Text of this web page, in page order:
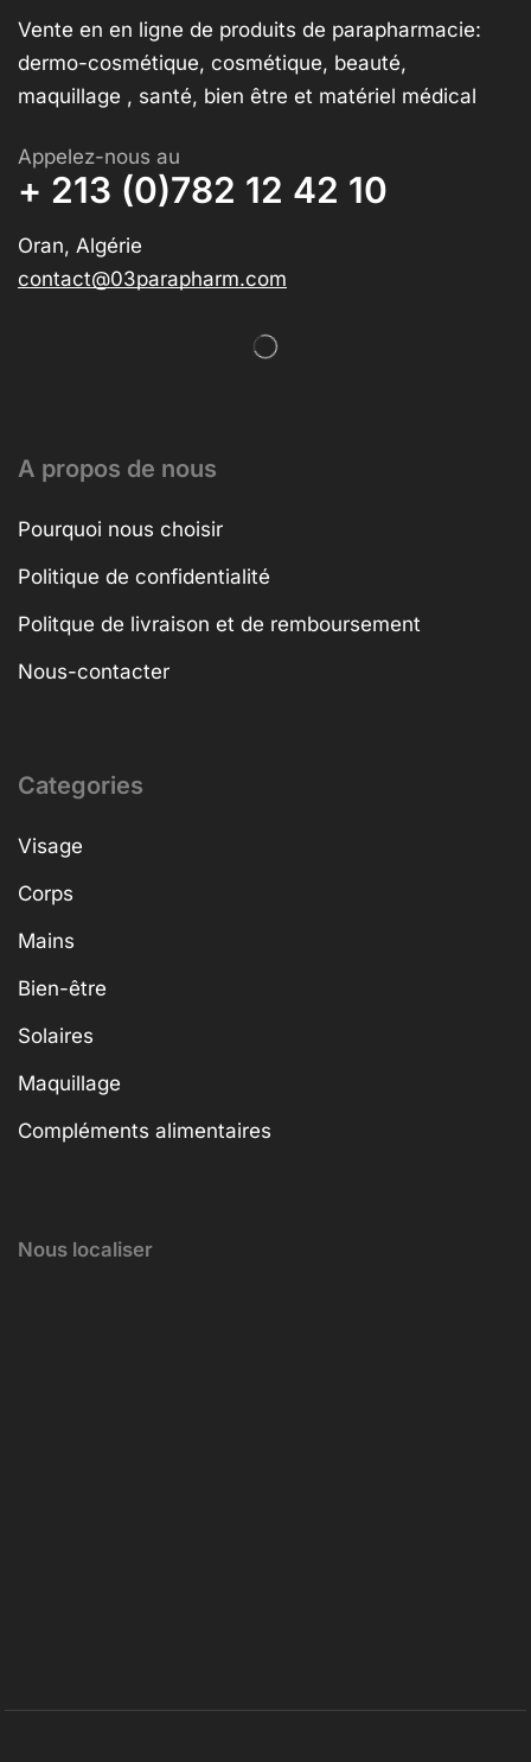
Vente en en ligne de produits de parapharmacie:
dermo-cosmétique, cosmétique, beauté,
maquillage , santé, bien être et matériel médical
Appelez-nous au
+ 213 (0)782 12 42 10
Oran, Algérie
contact@03parapharm.com
A propos de nous
Pourquoi nous choisir
Politique de confidentialité
Politque de livraison et de remboursement
Nous-contacter
Categories
Visage
Corps
Mains
Bien-être
Solaires
Maquillage
Compléments alimentaires
Nous localiser